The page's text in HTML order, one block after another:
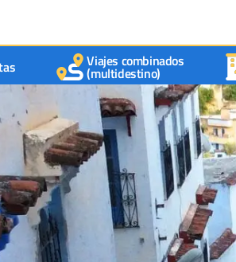
Viajes combinados
(multidestino)